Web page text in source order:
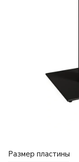
Размер пластины